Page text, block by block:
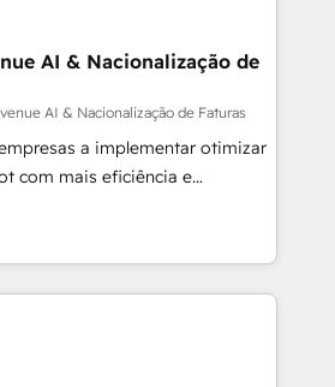
📍 São Paulo, BR
implementations; secure data
Services: compliant
reporting ⚖️ Legal: client
document workflows 🛒 E-
WooCommerce; lifecycle and
management 🏭
integrations; operational
💡 Why 500+
Partner; technical, fast, and
AI & Nacionalização de
AI & Nacionalização de Faturas
a implementar otimizar
com mais eficiência e
Revenue
e Inteligência Artificial para
integrar sistemas organizar
operações. O objetivo é
conectando equipes